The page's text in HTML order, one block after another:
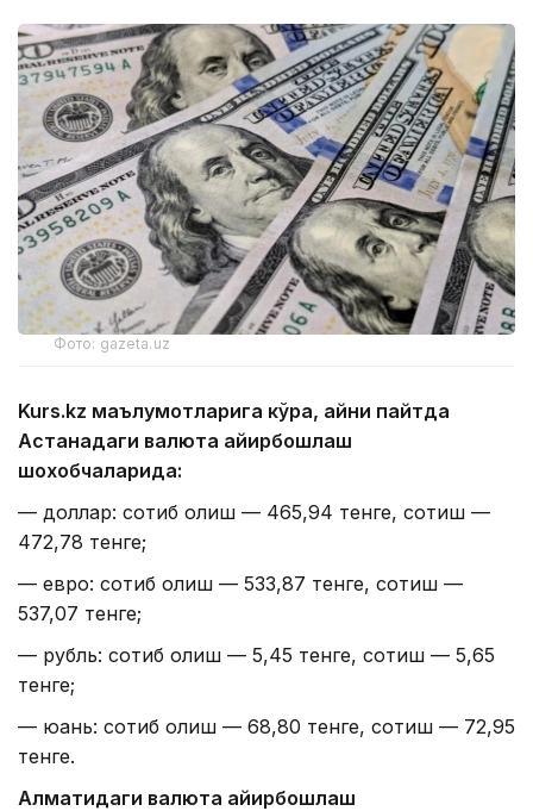
Фото: gazeta.uz
Kurs.kz маълумотларига кўра, айни пайтда
Астанадаги валюта айирбошлаш
шохобчаларида:
— доллар: сотиб олиш — 465,94 тенге, сотиш —
472,78 тенге;
— евро: сотиб олиш — 533,87 тенге, сотиш —
537,07 тенге;
— рубль: сотиб олиш — 5,45 тенге, сотиш — 5,65
тенге;
— юань: сотиб олиш — 68,80 тенге, сотиш — 72,95
тенге.
Алматидаги валюта айирбошлаш